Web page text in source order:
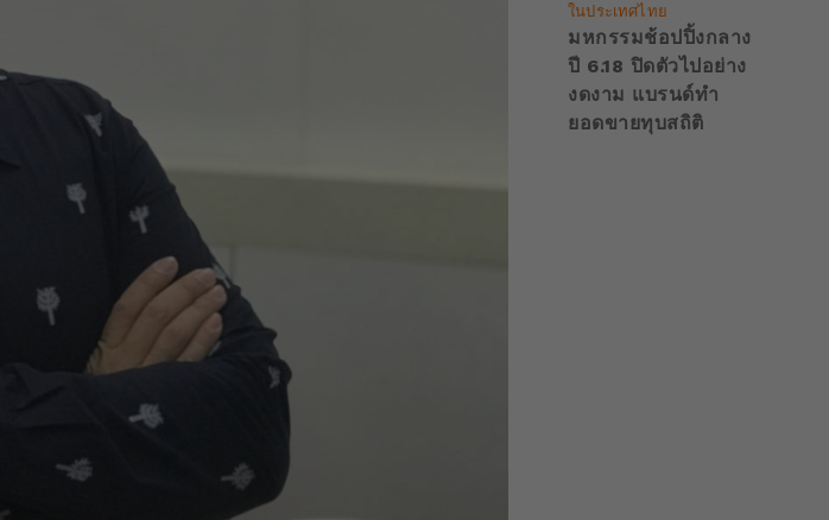
ในประเทศไทย
มหกรรมช้อปปิ้งกลาง
ปี 6.18 ปิดตัวไปอย่าง
งดงาม แบรนด์ทำ
ยอดขายทุบสถิติ